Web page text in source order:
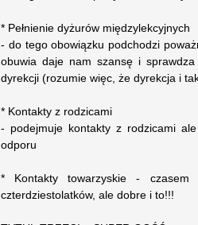
* Pełnienie dyżurów międzylekcyjnych
- do tego obowiązku podchodzi
obuwia daje nam szansę i
dyrekcji (rozumie więc, że dyrekcja i
* Kontakty z rodzicami
- podejmuje kontakty z rodzicami
odporu
* Kontakty towarzyskie -
czterdziestolatków, ale dobre i to!!!